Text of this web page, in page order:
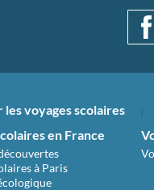
voyages scolaires
en France
à Paris